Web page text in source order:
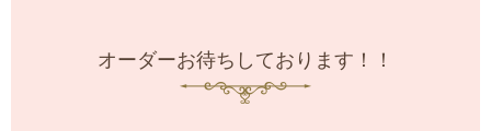
オーダーお待ちしております！！